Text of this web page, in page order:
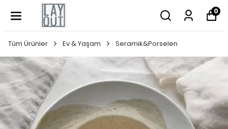
0
Tüm Ürünler Ev & Yaşam Seramik&Porselen